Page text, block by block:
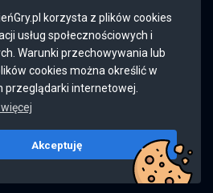
korzysta z plików cookies
usług społecznościowych i
Warunki przechowywania lub
cookies można określić w
przeglądarki internetowej.
Akceptuję
konta
Wszystkie prawa
v2.8.3